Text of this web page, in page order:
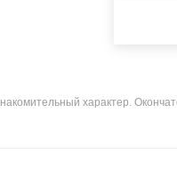
характер.